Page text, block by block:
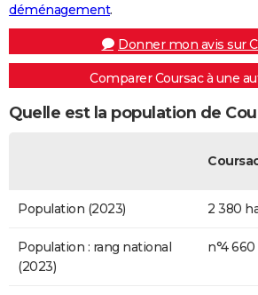
déménagement.
Donner mon avis sur
Comparer Coursac à une
Quelle est la population de
Population (2023) 2 380
Population : rang national
(2023)
n°4 660